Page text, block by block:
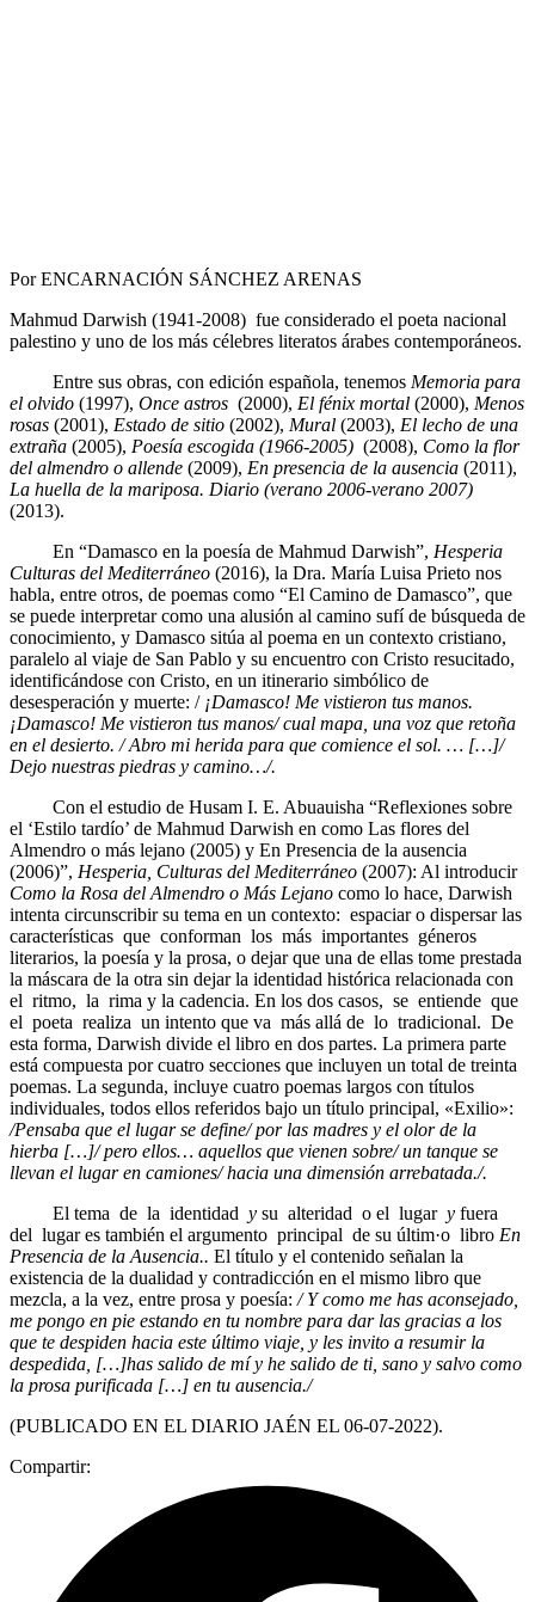
Por ENCARNACIÓN SÁNCHEZ ARENAS
Mahmud Darwish (1941-2008) fue considerado el poeta nacional
palestino y uno de los más célebres literatos árabes contemporáneos.
Entre sus obras, con edición española, tenemos Memoria para
el olvido (1997), Once astros (2000), El fénix mortal (2000), Menos
rosas (2001), Estado de sitio (2002), Mural (2003), El lecho de una
extraña (2005), Poesía escogida (1966-2005) (2008), Como la flor
del almendro o allende (2009), En presencia de la ausencia (2011),
La huella de la mariposa. Diario (verano 2006-verano 2007)
(2013).
En “Damasco en la poesía de Mahmud Darwish”, Hesperia
Culturas del Mediterráneo (2016), la Dra. María Luisa Prieto nos
habla, entre otros, de poemas como “El Camino de Damasco”, que
se puede interpretar como una alusión al camino sufí de búsqueda de
conocimiento, y Damasco sitúa al poema en un contexto cristiano,
paralelo al viaje de San Pablo y su encuentro con Cristo resucitado,
identificándose con Cristo, en un itinerario simbólico de
desesperación y muerte: / ¡Damasco! Me vistieron tus manos.
¡Damasco! Me vistieron tus manos/ cual mapa, una voz que retoña
en el desierto. / Abro mi herida para que comience el sol. … […]/
Dejo nuestras piedras y camino…/.
Con el estudio de Husam I. E. Abuauisha “Reflexiones sobre
el ‘Estilo tardío’ de Mahmud Darwish en como Las flores del
Almendro o más lejano (2005) y En Presencia de la ausencia
(2006)”, Hesperia, Culturas del Mediterráneo (2007): Al introducir
Como la Rosa del Almendro o Más Lejano como lo hace, Darwish
intenta circunscribir su tema en un contexto: espaciar o dispersar las
características que conforman los más importantes géneros
literarios, la poesía y la prosa, o dejar que una de ellas tome prestada
la máscara de la otra sin dejar la identidad histórica relacionada con
el ritmo, la rima y la cadencia. En los dos casos, se entiende que
el poeta realiza un intento que va más allá de lo tradicional. De
esta forma, Darwish divide el libro en dos partes. La primera parte
está compuesta por cuatro secciones que incluyen un total de treinta
poemas. La segunda, incluye cuatro poemas largos con títulos
individuales, todos ellos referidos bajo un título principal, «Exilio»:
/Pensaba que el lugar se define/ por las madres y el olor de la
hierba […]/ pero ellos… aquellos que vienen sobre/ un tanque se
llevan el lugar en camiones/ hacia una dimensión arrebatada./.
El tema de la identidad y su alteridad o el lugar y fuera
del lugar es también el argumento principal de su últim·o libro En
Presencia de la Ausencia.. El título y el contenido señalan la
existencia de la dualidad y contradicción en el mismo libro que
mezcla, a la vez, entre prosa y poesía: /Y como me has aconsejado,
me pongo en pie estando en tu nombre para dar las gracias a los
que te despiden hacia este último viaje, y les invito a resumir la
despedida, […]has salido de mí y he salido de ti, sano y salvo como
la prosa purificada […] en tu ausencia./
(PUBLICADO EN EL DIARIO JAÉN EL 06-07-2022).
Compartir: